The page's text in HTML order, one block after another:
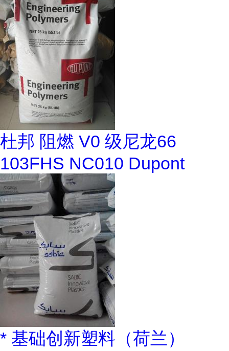
杜邦 阻燃 V0 级尼龙66
103FHS NC010 Dupont
* 基础创新塑料（荷兰）